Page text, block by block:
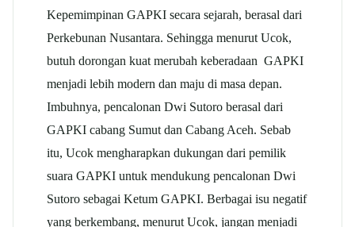
Kepemimpinan GAPKI secara sejarah, berasal dari
Perkebunan Nusantara. Sehingga menurut Ucok,
butuh dorongan kuat merubah keberadaan GAPKI
menjadi lebih modern dan maju di masa depan.
Imbuhnya, pencalonan Dwi Sutoro berasal dari
GAPKI cabang Sumut dan Cabang Aceh. Sebab
itu, Ucok mengharapkan dukungan dari pemilik
suara GAPKI untuk mendukung pencalonan Dwi
Sutoro sebagai Ketum GAPKI. Berbagai isu negatif
yang berkembang, menurut Ucok, jangan menjadi